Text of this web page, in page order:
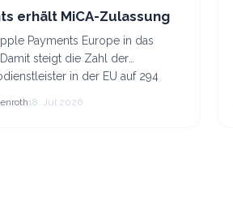
erhält MiCA-Zulassung
Payments Europe in das
steigt die Zahl der
in der EU auf 294
18. Jul 2026